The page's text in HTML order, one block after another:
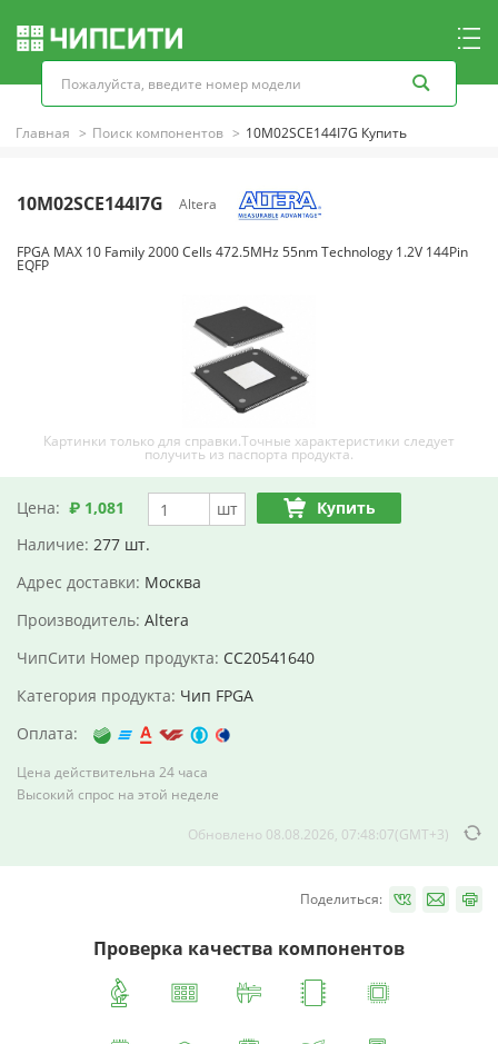
Главная Поиск компонентов 10M02SCE144I7G Купить
10M02SCE144I7G Altera
FPGA MAX 10 Family 2000 Cells 472.5MHz 55nm Technology 1.2V 144Pin
EQFP
Картинки только для справки.Точные характеристики следует
получить из паспорта продукта.
Цена: ₽ 1,081 шт
Купить
Наличие: 277 шт.
Адрес доставки: Москва
Производитель: Altera
ЧипСити Номер продукта: CC20541640
Категория продукта: Чип FPGA
Оплата:
Цена действительна 24 часа
Высокий спрос на этой неделе
Обновлено 08.08.2026, 07:48:07(GMT+3)
Поделиться:
Проверка качества компонентов